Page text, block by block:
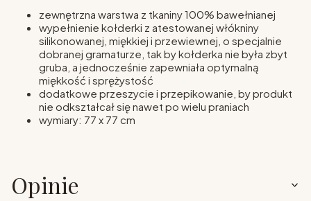
zewnętrzna warstwa z tkaniny 100% bawełnianej
wypełnienie kołderki z atestowanej włókniny
silikonowanej, miękkiej i przewiewnej, o specjalnie
dobranej gramaturze, tak by kołderka nie była zbyt
gruba, a jednocześnie zapewniała optymalną
miękkość i sprężystość
dodatkowe przeszycie i przepikowanie, by produkt
nie odkształcał się nawet po wielu praniach
wymiary: 77 x 77 cm
Opinie